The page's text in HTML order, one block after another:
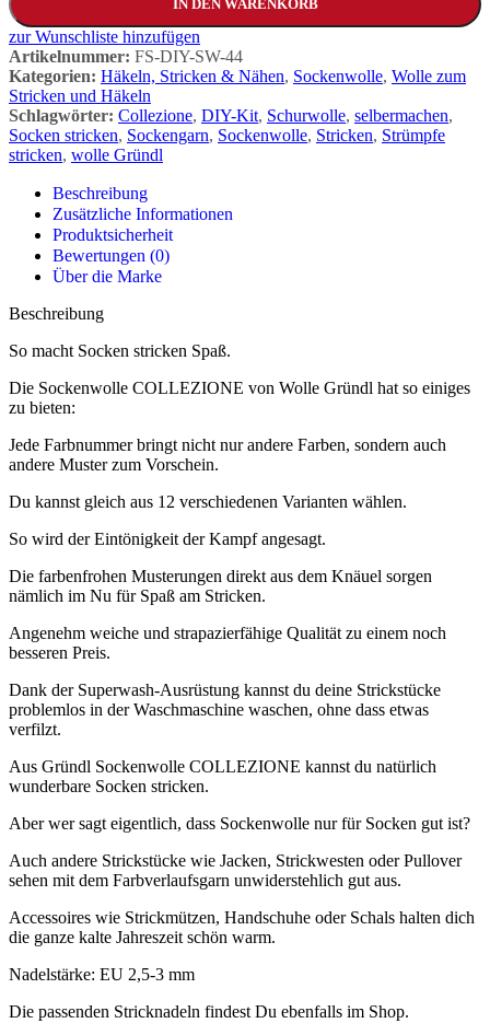
IN DEN WARENKORB
zur Wunschliste hinzufügen
Artikelnummer: FS-DIY-SW-44
Kategorien: Häkeln, Stricken & Nähen, Sockenwolle, Wolle zum
Stricken und Häkeln
Schlagwörter: Collezione, DIY-Kit, Schurwolle, selbermachen,
Socken stricken, Sockengarn, Sockenwolle, Stricken, Strümpfe
stricken, wolle Gründl
Beschreibung
Zusätzliche Informationen
Produktsicherheit
Bewertungen (0)
Über die Marke
Beschreibung
So macht Socken stricken Spaß.
Die Sockenwolle COLLEZIONE von Wolle Gründl hat so einiges
zu bieten:
Jede Farbnummer bringt nicht nur andere Farben, sondern auch
andere Muster zum Vorschein.
Du kannst gleich aus 12 verschiedenen Varianten wählen.
So wird der Eintönigkeit der Kampf angesagt.
Die farbenfrohen Musterungen direkt aus dem Knäuel sorgen
nämlich im Nu für Spaß am Stricken.
Angenehm weiche und strapazierfähige Qualität zu einem noch
besseren Preis.
Dank der Superwash-Ausrüstung kannst du deine Strickstücke
problemlos in der Waschmaschine waschen, ohne dass etwas
verfilzt.
Aus Gründl Sockenwolle COLLEZIONE kannst du natürlich
wunderbare Socken stricken.
Aber wer sagt eigentlich, dass Sockenwolle nur für Socken gut ist?
Auch andere Strickstücke wie Jacken, Strickwesten oder Pullover
sehen mit dem Farbverlaufsgarn unwiderstehlich gut aus.
Accessoires wie Strickmützen, Handschuhe oder Schals halten dich
die ganze kalte Jahreszeit schön warm.
Nadelstärke: EU 2,5-3 mm
Die passenden Stricknadeln findest Du ebenfalls im Shop.